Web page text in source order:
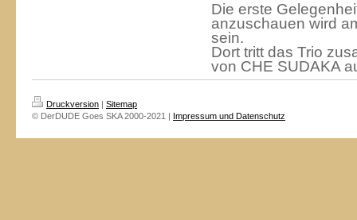
Die erste
anzuschauen wird
sein.
Dort tritt das Trio
von CHE SUDAKA
Druckversion | Sitemap
© DerDUDE Goes SKA 2000-2021 | Impressum und Datenschutz